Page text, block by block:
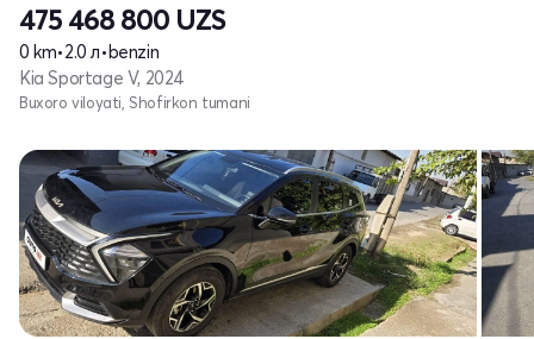
475 468 800 UZS
0 km•2.0 л•benzin
Kia Sportage V, 2024
Buxoro viloyati, Shofirkon tumani